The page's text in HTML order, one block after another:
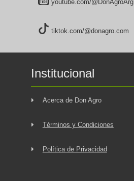
youtube.com/@DonAgroArg
tiktok.com/@donagro.com
Institucional
Acerca de Don Agro
Términos y Condiciones
Política de Privacidad